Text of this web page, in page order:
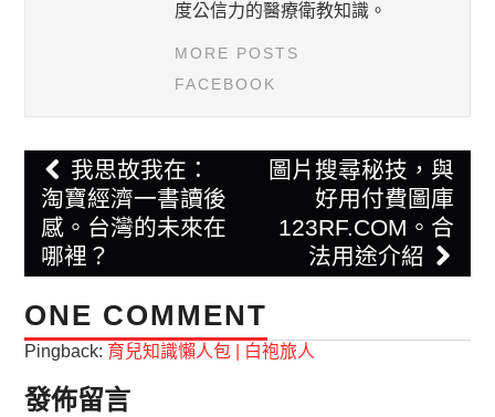
度公信力的醫療衛教知識。
MORE POSTS
FACEBOOK
Post
navigation
我思故我在：
淘寶經濟一書讀後
感。台灣的未來在
哪裡？
圖片搜尋秘技，與
好用付費圖庫
123RF.COM。合
法用途介紹
ONE COMMENT
Pingback: 育兒知識懶人包 | 白袍旅人
發佈留言